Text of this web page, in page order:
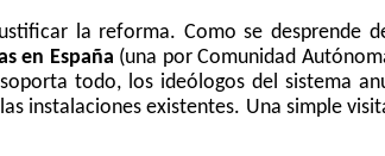
la reforma. Como se desprende
en España (una por Comunidad
todo, los ideólogos del sistema
instalaciones existentes. Una simple